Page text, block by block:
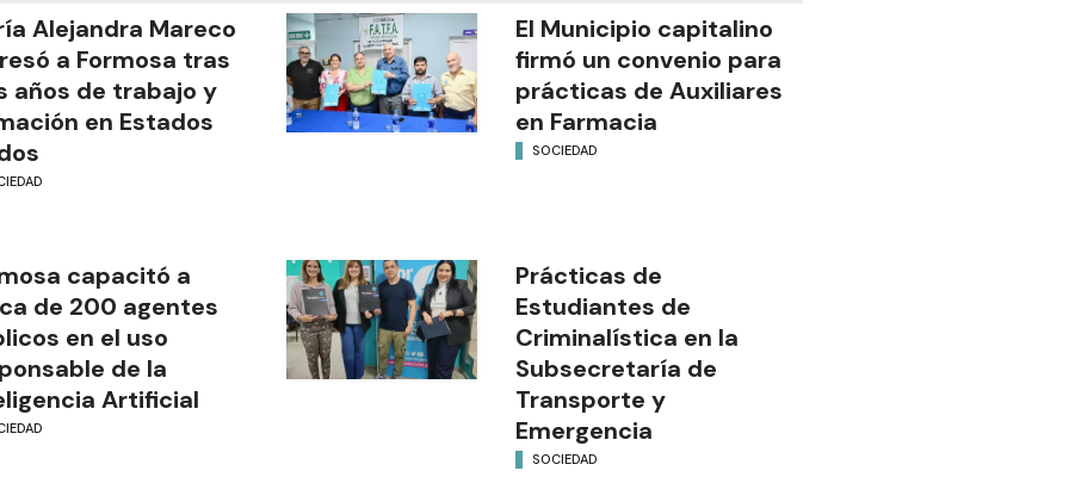
Alejandra Mareco
a Formosa tras
años de trabajo y
en Estados
El Municipio capitalino
firmó un convenio para
prácticas de Auxiliares
en Farmacia
SOCIEDAD
capacitó a
de 200 agentes
en el uso
de la
Artificial
Prácticas de
Estudiantes de
Criminalística en la
Subsecretaría de
Transporte y
Emergencia
SOCIEDAD